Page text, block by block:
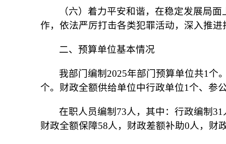
（六）着力平安和谐，在稳定发展局
作，依法严厉打击各类犯罪活动，深入推
二、预算单位基本情况
我部门编制 2025年部门预算单位共1个
个。财政全额供给单位中行政单位1个、参
在职人员编制 73人，其中：行政编制 31
财政全额保障58人，财政差额补助0人，财